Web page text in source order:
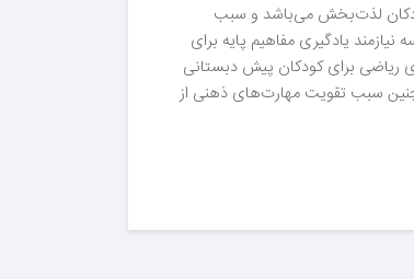
کودکان لذت‌بخش می‌باشد و سبب
یادگیری مفاهیم پایه‌ برای
ریاضی برای کودکان پیش دبستانی
سبب تقویت مهارت‌های ذهنی از